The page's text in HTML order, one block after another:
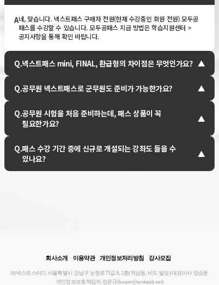
A네, 맞습니다. 넥스트패스 구매자 전원(현재 수강중인 회원 전원) 모두공
패스를 수강할 수 있습니다.모두공패스 지급 방법은 학습지원센터 >
공지사항을 통해 확인 바랍니다.
Q.넥스트패스 mini, FINAL, 환급형의 차이점은 무엇인가요?
Q.공무원 넥스트패스로 군무원도 준비가 가능한가요?
Q.공무원 시험을 처음 준비하는데, 패스 상품이 꼭
필요한가요?
Q.패스 수강 기간 중에 신규로 개설되는 강좌도 들을 수
있나요?
회사소개 이용약관 개인정보처리방침 강사모집
㈜넥스트스터디 서울특별시 강남구 논현로75길 8, 2층(역삼동, 비드 빌딩)대표이사 양승윤
개인정보보호책임자 정운규(keeper@nextstudy.net)